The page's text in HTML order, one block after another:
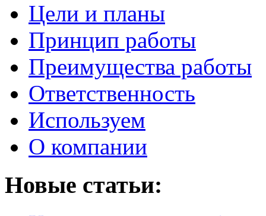
Цели и планы
Принцип работы
Преимущества работы
Ответственность
Используем
О компании
Новые статьи: